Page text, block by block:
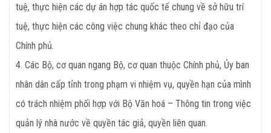
tuệ, thực hiện các dự án hợp tác quốc tế chung về sở hữu trí
tuệ, thực hiện các công việc chung khác theo chỉ đạo của
Chính phủ.
4. Các Bộ, cơ quan ngang Bộ, cơ quan thuộc Chính phủ, Ủy ban
nhân dân cấp tỉnh trong phạm vi nhiệm vụ, quyền hạn của mình
có trách nhiệm phối hợp với Bộ Văn hoá – Thông tin trong việc
quản lý nhà nước về quyền tác giả, quyền liên quan.